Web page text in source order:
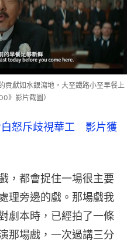
貢獻如水銀瀉地，大至鐵路小至早餐上
》影片截圖）
怒斥歧視華工　影片獲
，都會捉住一場很主要
理旁邊的戲。那場戲我
劇本時，已經拍了一條
那場戲，一次過講三分